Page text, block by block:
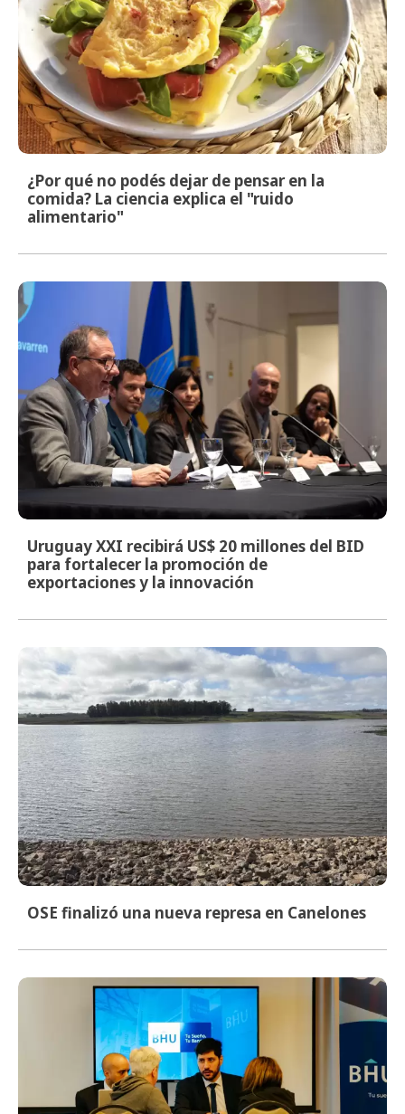
¿Por qué no podés dejar de pensar en la
comida? La ciencia explica el "ruido
alimentario"
Uruguay XXI recibirá US$ 20 millones del BID
para fortalecer la promoción de
exportaciones y la innovación
OSE finalizó una nueva represa en Canelones